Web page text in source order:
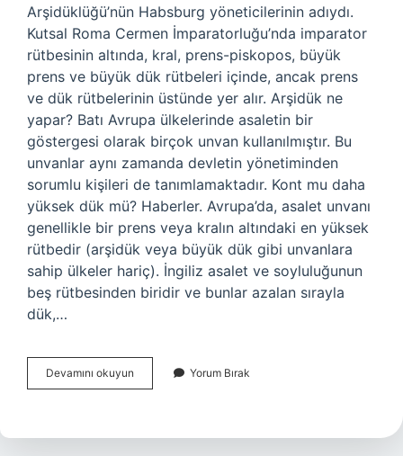
Arşidüklüğü’nün Habsburg yöneticilerinin adıydı.
Kutsal Roma Cermen İmparatorluğu’nda imparator
rütbesinin altında, kral, prens-piskopos, büyük
prens ve büyük dük rütbeleri içinde, ancak prens
ve dük rütbelerinin üstünde yer alır. Arşidük ne
yapar? Batı Avrupa ülkelerinde asaletin bir
göstergesi olarak birçok unvan kullanılmıştır. Bu
unvanlar aynı zamanda devletin yönetiminden
sorumlu kişileri de tanımlamaktadır. Kont mu daha
yüksek dük mü? Haberler. Avrupa’da, asalet unvanı
genellikle bir prens veya kralın altındaki en yüksek
rütbedir (arşidük veya büyük dük gibi unvanlara
sahip ülkeler hariç). İngiliz asalet ve soyluluğunun
beş rütbesinden biridir ve bunlar azalan sırayla
dük,…
Devamını okuyun
Kime
Yorum Bırak